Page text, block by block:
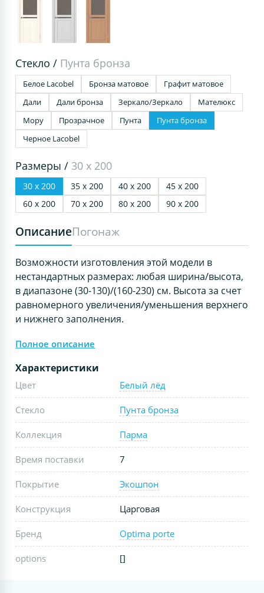
Стекло / Пунта бронза
Белое Lacobel Бронза матовое
Графит матовое
Дали
Дали бронза Зеркало/Зеркало
Мателюкс
Мору
Прозрачное Пунта
Пунта бронза
Черное Lacobel
Размеры / 30 х 200
30 х 200 35 х 200 40 х 200
45 х 200
60 х 200
70 х 200 80 х 200 90 х 200
ОписаниеПогонаж
Возможности изготовления этой модели в
нестандартных размерах: любая ширина/высота,
в диапазоне (30-130)/(160-230) см. Высота за счет
равномерного увеличения/уменьшения верхнего
и нижнего заполнения.
Полное описание
Характеристики
Цвет Белый лёд
Стекло Пунта бронза
Коллекция Парма
Время поставки 7
Покрытие Экошпон
Конструкция Царговая
Бренд Optima porte
options []